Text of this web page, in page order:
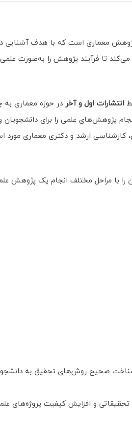
معماری است که با هدف آشنایی
تا فرآیند پژوهش را به‌صورت علمی
انتشارات اول و آخر در حوزه معماری به
پژوهش‌های علمی را برای دانشجویان
ارشد و دکتری معماری مورد
را با مراحل مختلف انجام یک پژوهش
صحیح روش‌های تحقیق به
و افزایش کیفیت پروژه‌های